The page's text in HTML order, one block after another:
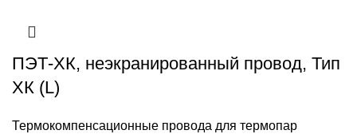
ПЭТ-ХК, неэкранированный провод, Тип
ХК (L)
Термокомпенсационные провода для термопар